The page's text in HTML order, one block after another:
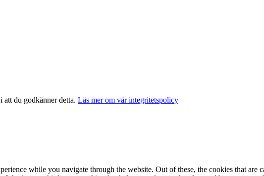
att du godkänner detta. Läs mer om vår integritetspolicy
while you navigate through the website. Out of these, the cookies that are